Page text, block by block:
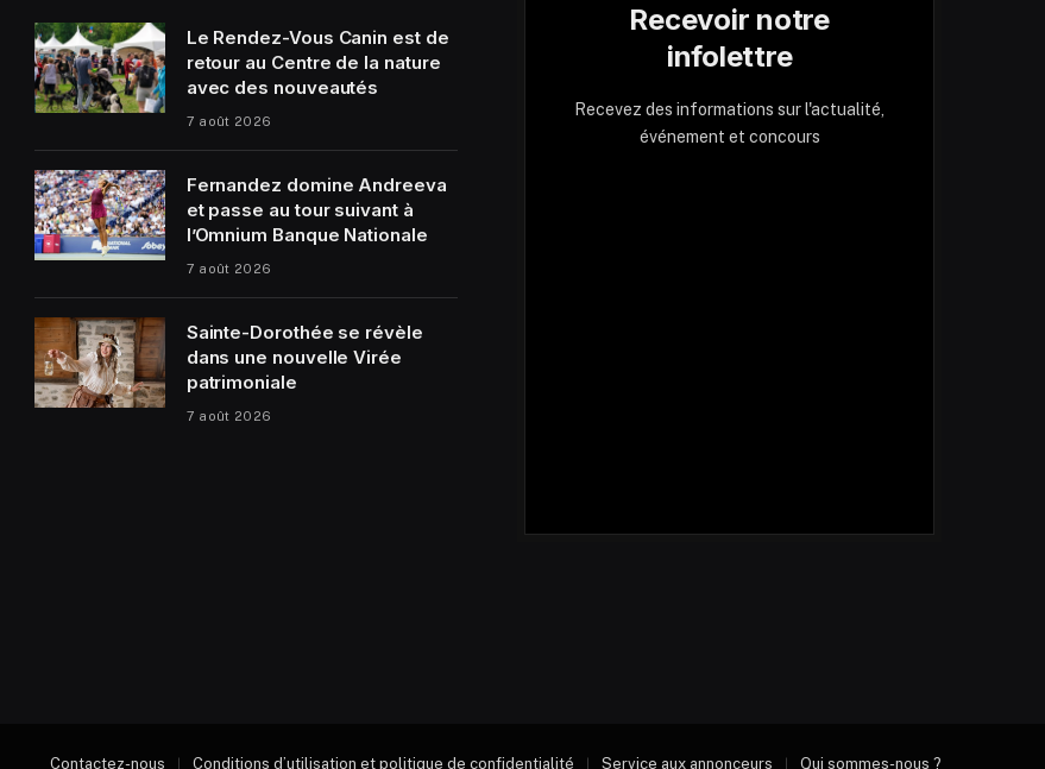
Le Rendez-Vous Canin est de
retour au Centre de la nature
avec des nouveautés
7 août 2026
Fernandez domine Andreeva
et passe au tour suivant à
l’Omnium Banque Nationale
7 août 2026
Sainte-Dorothée se révèle
dans une nouvelle Virée
patrimoniale
7 août 2026
Recevoir notre
infolettre
Recevez des informations sur l'actualité,
événement et concours
Contactez-nous Conditions d’utilisation et politique de confidentialité Service aux annonceurs Qui sommes-nous ?